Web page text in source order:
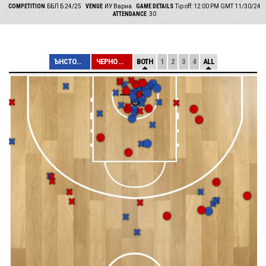
COMPETITION ББЛ Б 24/25 VENUE ИУ Варна GAME DETAILS Tip off: 12:00 PM GMT 11/30/24
ATTENDANCE 30
ЪНСТОПАБЪЛ Б ЧЕРНО МОРЕ ТИЧА... BOTH 1 2 3 4 ALL